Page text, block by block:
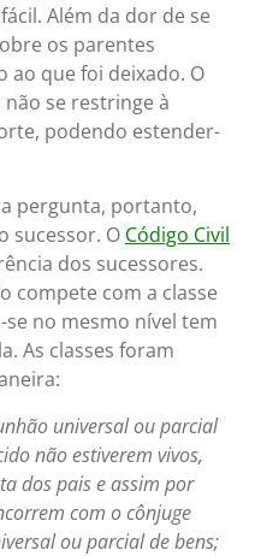
Além da dor de se
os parentes
ao que foi deixado. O
se restringe à
podendo estender-
pergunta, portanto,
sucessor. O Código Civil
dos sucessores.
compete com a classe
no mesmo nível tem
As classes foram
universal ou parcial
não estiverem vivos,
dos pais e assim por
com o cônjuge
ou parcial de bens;